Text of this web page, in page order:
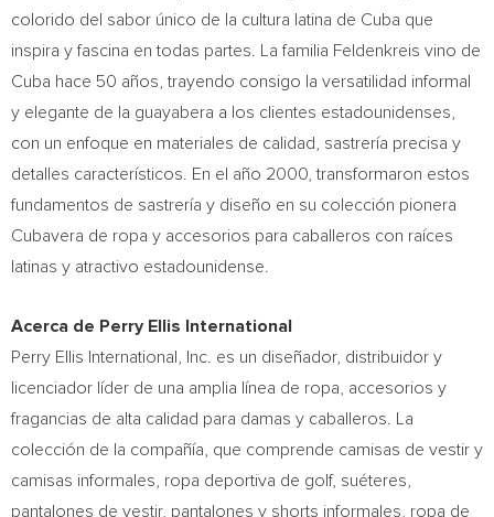
colorido del sabor único de la cultura latina de Cuba que
inspira y fascina en todas partes. La familia Feldenkreis vino de
Cuba hace 50 años, trayendo consigo la versatilidad informal
y elegante de la guayabera a los clientes estadounidenses,
con un enfoque en materiales de calidad, sastrería precisa y
detalles característicos. En el año 2000, transformaron estos
fundamentos de sastrería y diseño en su colección pionera
Cubavera de ropa y accesorios para caballeros con raíces
latinas y atractivo estadounidense.
Acerca de Perry Ellis International
Perry Ellis International, Inc. es un diseñador, distribuidor y
licenciador líder de una amplia línea de ropa, accesorios y
fragancias de alta calidad para damas y caballeros. La
colección de la compañía, que comprende camisas de vestir y
camisas informales, ropa deportiva de golf, suéteres,
pantalones de vestir, pantalones y shorts informales, ropa de